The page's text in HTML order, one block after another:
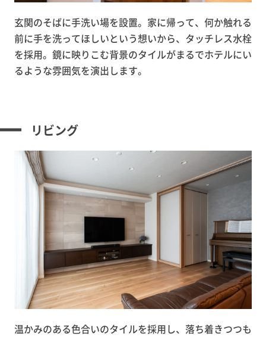
玄関のそばに手洗い場を設置。家に帰って、何か触れる
前に手を洗ってほしいという想いから、タッチレス水栓
を採用。鏡に映りこむ背景のタイルがまるでホテルにい
るような雰囲気を演出します。
リビング
温かみのある色合いのタイルを採用し、落ち着きつつも